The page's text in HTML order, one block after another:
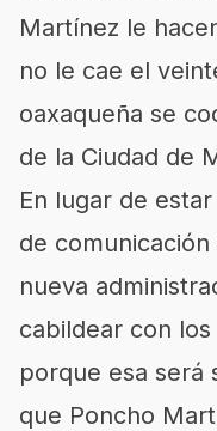
Martínez le
no le cae el
oaxaqueña se
de la Ciudad de
En lugar de
de
nueva
cabildear con
porque esa será
que Poncho